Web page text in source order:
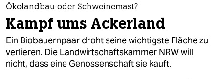
themen
politik
öko
Ökolandbau oder Schweinemast?
Kampf ums Ackerland
Ein Biobauernpaar droht seine wichtigste Fläche zu
verlieren. Die Landwirtschaftskammer NRW will
nicht, dass eine Genossenschaft sie kauft.